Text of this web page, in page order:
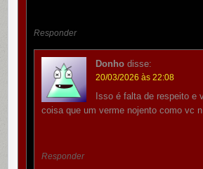
Responder
Donho disse:
20/03/2026 às 22:08
Isso é falta de respeito e
coisa que um verme nojento como vc
Responder